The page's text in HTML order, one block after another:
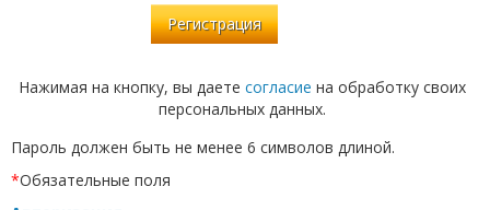
Нажимая на кнопку, вы даете согласие на обработку своих
персональных данных.
Пароль должен быть не менее 6 символов длиной.
*Обязательные поля